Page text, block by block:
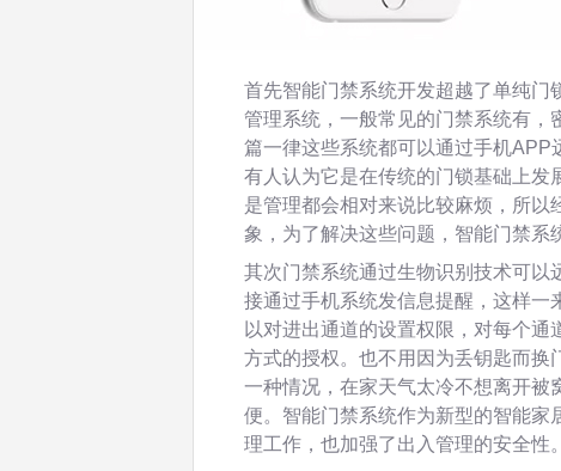
首先智能门禁系统开发超越了单纯门
管理系统，一般常见的门禁系统有，
篇一律这些系统都可以通过手机
有人认为它是在传统的门锁基础上发
是管理都会相对来说比较麻烦，所
象，为了解决这些问题，智能门禁系
其次门禁系统通过生物识别技术可以
接通过手机系统发信息提醒，这样一
以对进出通道的设置权限，对每个
方式的授权。也不用因为丢钥匙而换
一种情况，在家天气太冷不想离开
便。智能门禁系统作为新型的智能家
理工作，也加强了出入管理的安全性